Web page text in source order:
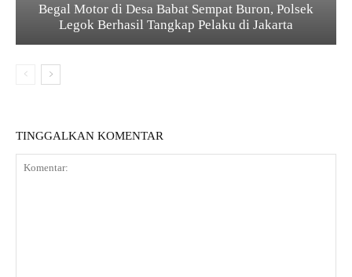
Begal Motor di Desa Babat Sempat Buron, Polsek
Legok Berhasil Tangkap Pelaku di Jakarta
TINGGALKAN KOMENTAR